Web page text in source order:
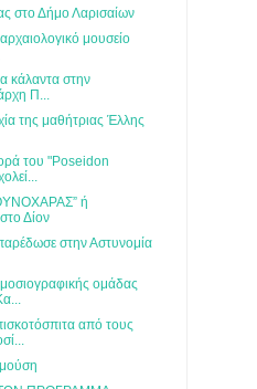
στο Δήμο Λαρισαίων
μουσείο
κάλαντα στην
Π...
της μαθήτριας Έλλης
του "Poseidon
ή
Δίον
στην Αστυνομία
ομάδας
από τους